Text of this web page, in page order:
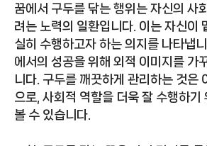
꿈에서 구두를 닦는 행위는 자신의 사
려는 노력의 일환입니다. 이는 자신이
실히 수행하고자 하는 의지를 나타냅
에서의 성공을 위해 외적 이미지를 가
니다. 구두를 깨끗하게 관리하는 것은
으로, 사회적 역할을 더욱 잘 수행하기
볼 수 있습니다.